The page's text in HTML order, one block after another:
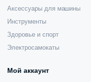
Аксессуары для машины
Инструменты
Здоровье и спорт
Электросамокаты
Мой аккаунт